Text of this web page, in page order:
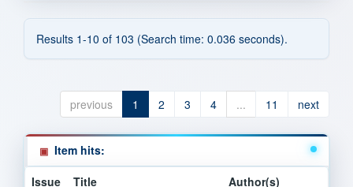
Results 1-10 of 103 (Search time: 0.036 seconds).
previous 1 2 3 4 ... 11 next
Item hits:
Issue
Title Author(s)